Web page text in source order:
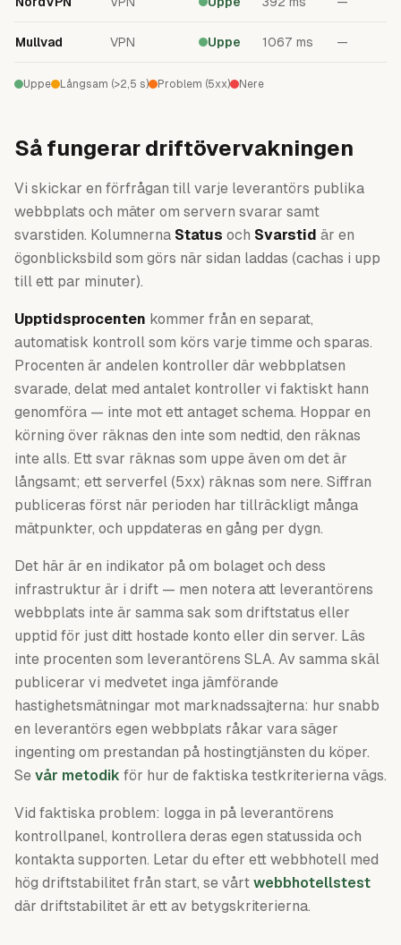
Mullvad VPN Uppe 1067 ms —
Uppe Långsam (>2,5 s) Problem (5xx) Nere
Så fungerar driftövervakningen
Vi skickar en förfrågan till varje leverantörs publika
webbplats och mäter om servern svarar samt
svarstiden. Kolumnerna Status och Svarstid är en
ögonblicksbild som görs när sidan laddas (cachas i upp
till ett par minuter).
Upptidsprocenten kommer från en separat,
automatisk kontroll som körs varje timme och sparas.
Procenten är andelen kontroller där webbplatsen
svarade, delat med antalet kontroller vi faktiskt hann
genomföra — inte mot ett antaget schema. Hoppar en
körning över räknas den inte som nedtid, den räknas
inte alls. Ett svar räknas som uppe även om det är
långsamt; ett serverfel (5xx) räknas som nere. Siffran
publiceras först när perioden har tillräckligt många
mätpunkter, och uppdateras en gång per dygn.
Det här är en indikator på om bolaget och dess
infrastruktur är i drift — men notera att leverantörens
webbplats inte är samma sak som driftstatus eller
upptid för just ditt hostade konto eller din server. Läs
inte procenten som leverantörens SLA. Av samma skäl
publicerar vi medvetet inga jämförande
hastighetsmätningar mot marknadssajterna: hur snabb
en leverantörs egen webbplats råkar vara säger
ingenting om prestandan på hostingtjänsten du köper.
Se vår metodik för hur de faktiska testkriterierna vägs.
Vid faktiska problem: logga in på leverantörens
kontrollpanel, kontrollera deras egen statussida och
kontakta supporten. Letar du efter ett webbhotell med
hög driftstabilitet från start, se vårt webbhotellstest
där driftstabilitet är ett av betygskriterierna.